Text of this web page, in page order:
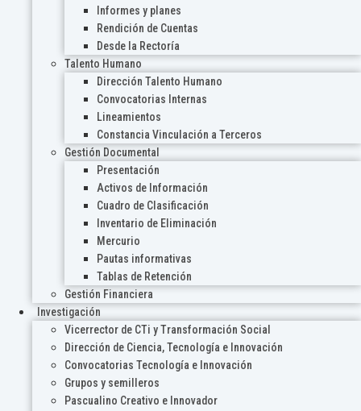
Informes y planes
Rendición de Cuentas
Desde la Rectoría
Talento Humano
Dirección Talento Humano
Convocatorias Internas
Lineamientos
Constancia Vinculación a Terceros
Gestión Documental
Presentación
Activos de Información
Cuadro de Clasificación
Inventario de Eliminación
Mercurio
Pautas informativas
Tablas de Retención
Gestión Financiera
Investigación
Vicerrector de CTi y Transformación Social
Dirección de Ciencia, Tecnología e Innovación
Convocatorias Tecnología e Innovación
Grupos y semilleros
Pascualino Creativo e Innovador